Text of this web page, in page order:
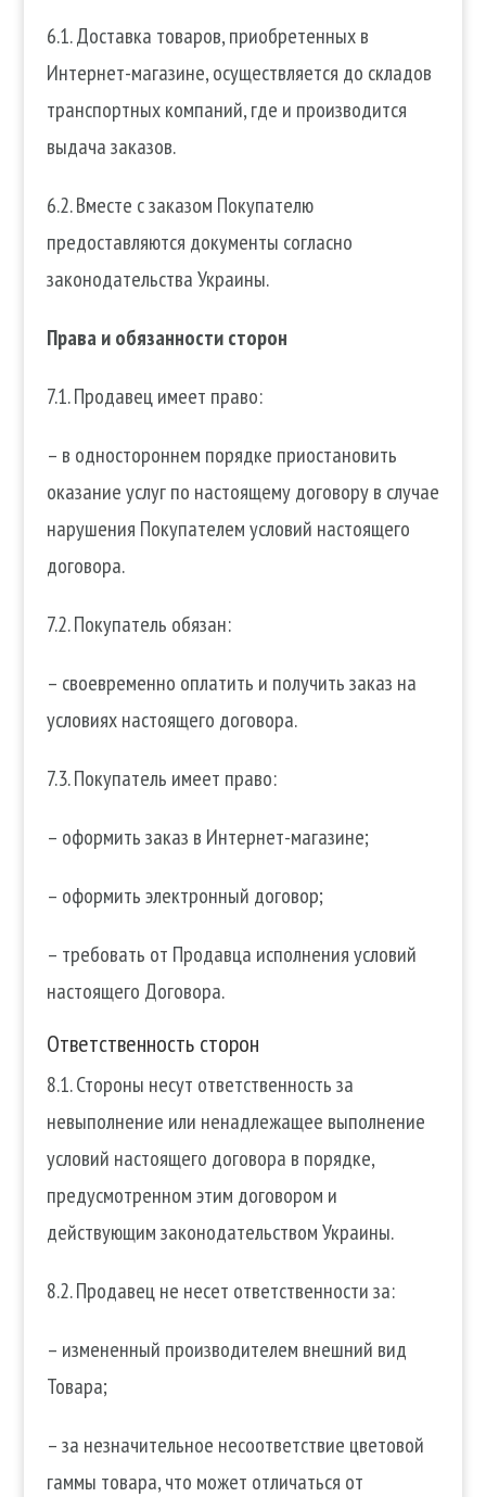
6.1. Доставка товаров, приобретенных в
Интернет-магазине, осуществляется до складов
транспортных компаний, где и производится
выдача заказов.
6.2. Вместе с заказом Покупателю
предоставляются документы согласно
законодательства Украины.
Права и обязанности сторон
7.1. Продавец имеет право:
– в одностороннем порядке приостановить
оказание услуг по настоящему договору в случае
нарушения Покупателем условий настоящего
договора.
7.2. Покупатель обязан:
– своевременно оплатить и получить заказ на
условиях настоящего договора.
7.3. Покупатель имеет право:
– оформить заказ в Интернет-магазине;
– оформить электронный договор;
– требовать от Продавца исполнения условий
настоящего Договора.
Ответственность сторон
8.1. Стороны несут ответственность за
невыполнение или ненадлежащее выполнение
условий настоящего договора в порядке,
предусмотренном этим договором и
действующим законодательством Украины.
8.2. Продавец не несет ответственности за:
– измененный производителем внешний вид
Товара;
– за незначительное несоответствие цветовой
гаммы товара, что может отличаться от